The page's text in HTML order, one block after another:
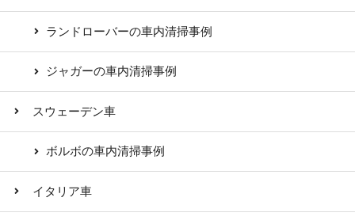
ランドローバーの車内清掃事例
ジャガーの車内清掃事例
スウェーデン車
ボルボの車内清掃事例
イタリア車